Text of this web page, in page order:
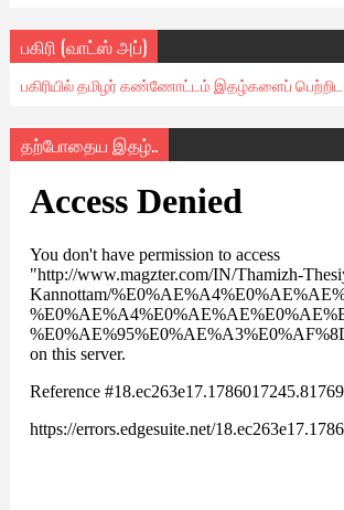
பகிரி (வாட்ஸ் அப்)
பகிரியில் தமிழர் கண்ணோட்டம் இதழ்களைப் பெற்றிட
தற்போதைய இதழ்..